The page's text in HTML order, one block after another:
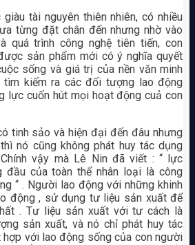
tài nguyên thiên nhiên, có nhiều
từng đặt chân đến nhưng nhờ vào
quá trình công nghệ tiên tiến, con
sản phẩm mới có ý nghĩa quyết
sống và giá trị của nền văn minh
tìm kiếm ra các đối tượng lao động
lực cuốn hút mọi hoạt động cuả con
tinh sảo và hiện đại đến đâu nhưng
nó cũng không phát huy tác dụng
vậy mà Lê Nin đã viết : “ lực
đầu của toàn thể nhân loại là công
“ . Người lao động với những khinh
động , sử dụng tư liệu sản xuất để
. Tư liệu sản xuất với tư cách là
sản xuất, và nó chỉ phát huy tác
với lao động sống của con người